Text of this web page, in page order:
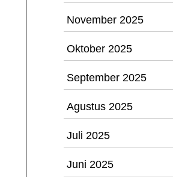
November 2025
Oktober 2025
September 2025
Agustus 2025
Juli 2025
Juni 2025